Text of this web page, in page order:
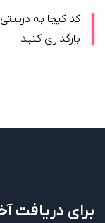
کد کپچا به
بارگذاری کنید
برای دریافت